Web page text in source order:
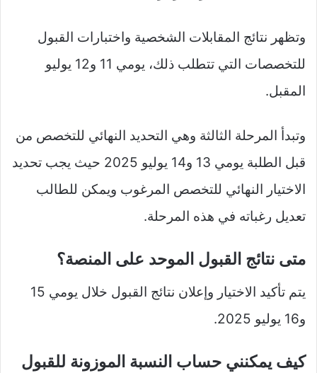
وتظهر نتائج المقابلات الشخصية واختبارات القبول
للتخصصات التي تتطلب ذلك، يومي 11 و12 يوليو
المقبل.
وتبدأ المرحلة الثالثة وهي التحديد النهائي للتخصص من
قبل الطلبة يومي 13 و14 يوليو 2025 حيث يجب تحديد
الاختيار النهائي للتخصص المرغوب ويمكن للطالب
تعديل رغباته في هذه المرحلة.
متى نتائج القبول الموحد على المنصة؟
يتم تأكيد الاختيار وإعلان نتائج القبول خلال يومي 15
و16 يوليو 2025.
كيف يمكنني حساب النسبة الموزونة للقبول